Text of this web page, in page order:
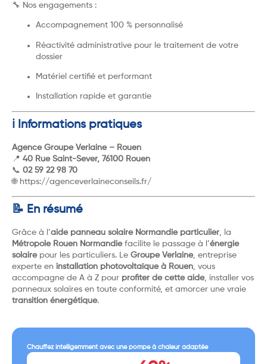
🔧 Nos engagements :
Accompagnement 100 % personnalisé
Réactivité administrative pour le traitement de votre
dossier
Matériel certifié et performant
Installation rapide et garantie
ℹ️ Informations pratiques
Agence Groupe Verlaine – Rouen
📍 40 Rue Saint-Sever, 76100 Rouen
📞 02 59 22 98 70
🌐 https://agenceverlaineconseils.fr/
📝 En résumé
Grâce à l’aide panneau solaire Normandie particulier, la
Métropole Rouen Normandiefacilite le passage à l’énergie
solairepour les particuliers. Le Groupe Verlaine, entreprise
experte en installation photovoltaïque à Rouen, vous
accompagne de A à Z pour profiter de cette aide, installer vos
panneaux solaires en toute conformité, et amorcer une vraie
transition énergétique.
Chauffez intelligemment avec une pompe à chaleur adaptée